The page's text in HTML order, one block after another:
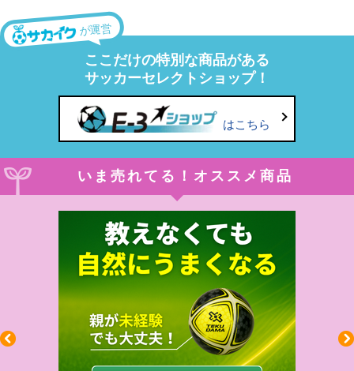
が運営
ここだけの特別な商品がある
サッカーセレクトショップ！
はこちら
いま売れてる！オススメ商品